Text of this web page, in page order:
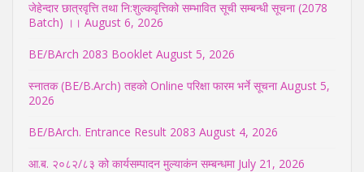
जेहेन्दार छात्रवृत्ति तथा नि:शुल्कवृत्तिको सम्भावित सूची सम्बन्धी सूचना (2078
Batch) ।। August 6, 2026
BE/BArch 2083 Booklet August 5, 2026
स्नातक (BE/B.Arch) तहको Online परिक्षा फारम भर्ने सूचना August 5,
2026
BE/BArch. Entrance Result 2083 August 4, 2026
आ.ब. २०८२/८३ को कार्यसम्पादन मुल्याकंन सम्बन्धमा July 21, 2026